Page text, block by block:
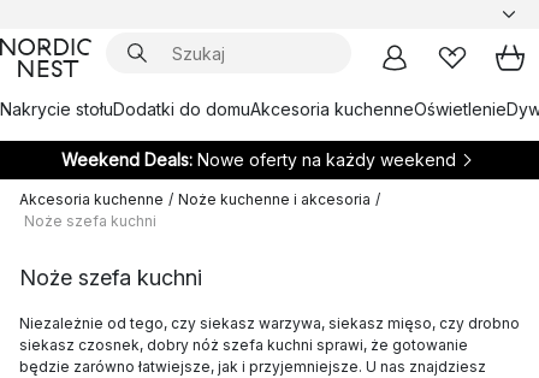
Nakrycie stołuDodatki do domuAkcesoria kuchenneOświetlenie
Weekend Deals: Nowe oferty na każdy weekend
Akcesoria kuchenne / Noże kuchenne i akcesoria /
Noże szefa kuchni
Noże szefa kuchni
Niezależnie od tego, czy siekasz warzywa, siekasz mięso, czy drobno
siekasz czosnek, dobry nóż szefa kuchni sprawi, że gotowanie
będzie zarówno łatwiejsze, jak i przyjemniejsze. U nas znajdziesz